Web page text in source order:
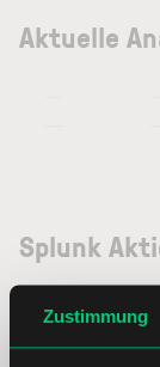
Zustimmung
Aktuelle
Splunk
ISIN